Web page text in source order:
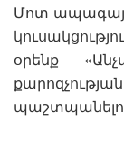
Մոտ
օրենք